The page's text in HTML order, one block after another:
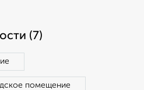
(7)
помещение